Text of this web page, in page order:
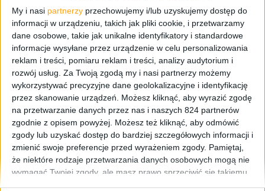
My i nasi partnerzy przechowujemy i/lub uzyskujemy dostęp do
informacji w urządzeniu, takich jak pliki cookie, i przetwarzamy
dane osobowe, takie jak unikalne identyfikatory i standardowe
informacje wysyłane przez urządzenie w celu personalizowania
reklam i treści, pomiaru reklam i treści, analizy audytorium i
rozwój usług. Za Twoją zgodą my i nasi partnerzy możemy
wykorzystywać precyzyjne dane geolokalizacyjne i identyfikację
przez skanowanie urządzeń. Możesz kliknąć, aby wyrazić zgodę
na przetwarzanie danych przez nas i naszych 824 partnerów
zgodnie z opisem powyżej. Możesz też kliknąć, aby odmówić
zgody lub uzyskać dostęp do bardziej szczegółowych informacji i
zmienić swoje preferencje przed wyrażeniem zgody. Pamiętaj,
że niektóre rodzaje przetwarzania danych osobowych mogą nie
wymagać Twojej zgody, ale masz prawo sprzeciwić się takiemu